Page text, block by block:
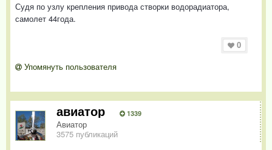
Судя по узлу крепления привода створки водорадиатора,
самолет 44года.
0
Упомянуть пользователя
авиатор 1339
Авиатор
3575 публикаций